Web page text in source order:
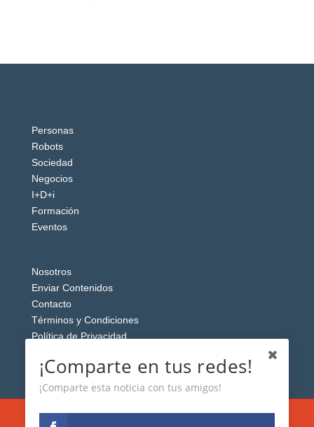
Personas
Robots
Sociedad
Negocios
I+D+i
Formación
Eventos
Nosotros
Enviar Contenidos
Contacto
Términos y Condiciones
Política de Privacidad
¡Comparte en tus redes!
¡Comparte esta noticia con tus amigos!